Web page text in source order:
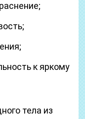
к яркому
тела из